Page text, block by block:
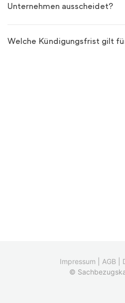
Unternehmen ausscheidet?
Welche Kündigungsfrist gilt
Impressum AGB
©